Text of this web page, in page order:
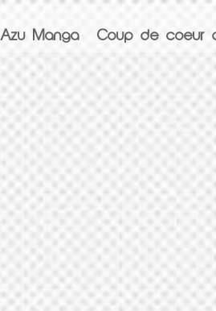
Azu Manga Coup de coeur